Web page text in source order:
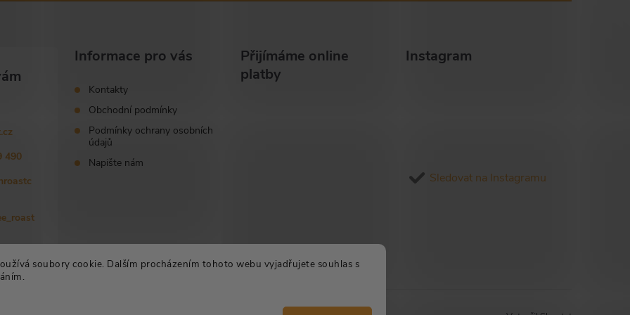
soubory cookie. Dalším procházením tohoto webu vyjadřujete souhlas s
490
Informace pro vás
Kontakty
Obchodní podmínky
Podmínky ochrany osobních
údajů
Napište nám
Přijímáme online
platby
Instagram
Sledovat na Instagramu